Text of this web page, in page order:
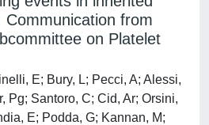
Communication from
on Platelet
E; Bury, L; Pecci, A; Alessi,
Pg; Santoro, C; Cid, Ar; Orsini,
E; Podda, G; Kannan, M;